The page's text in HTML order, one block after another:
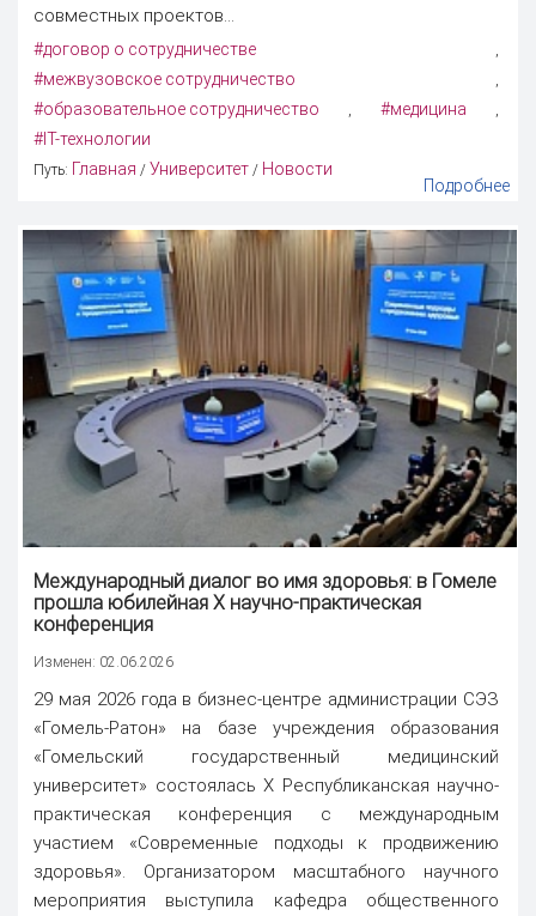
совместных проектов...
#договор о сотрудничестве ,
#межвузовское сотрудничество ,
#образовательное сотрудничество , #медицина ,
#IT-технологии
Путь: Главная / Университет / Новости
Подробнее
Международный диалог во имя здоровья: в Гомеле
прошла юбилейная X научно-практическая
конференция
Изменен: 02.06.2026
29 мая 2026 года в бизнес-центре администрации СЭЗ
«Гомель-Ратон» на базе учреждения образования
«Гомельский государственный медицинский
университет» состоялась X Республиканская научно-
практическая конференция с международным
участием «Современные подходы к продвижению
здоровья». Организатором масштабного научного
мероприятия выступила кафедра общественного